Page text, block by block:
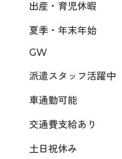
出産・育児休暇
夏季・年末年始
GW
派遣スタッフ活躍中
車通勤可能
交通費支給あり
土日祝休み